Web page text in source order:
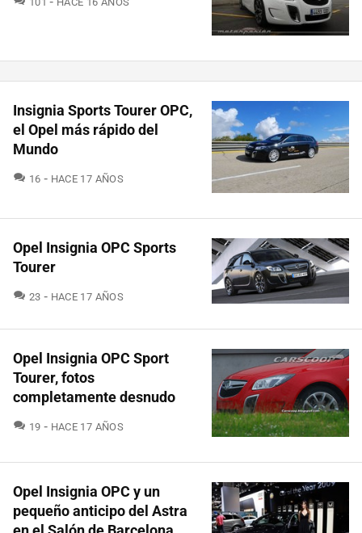
Insignia Sports Tourer OPC,
el Opel más rápido del
Mundo
16 COMENTARIOS
HACE 17 AÑOS
Opel Insignia OPC Sports
Tourer
23 COMENTARIOS
HACE 17 AÑOS
Opel Insignia OPC Sport
Tourer, fotos
completamente desnudo
19 COMENTARIOS
HACE 17 AÑOS
Opel Insignia OPC y un
pequeño anticipo del Astra